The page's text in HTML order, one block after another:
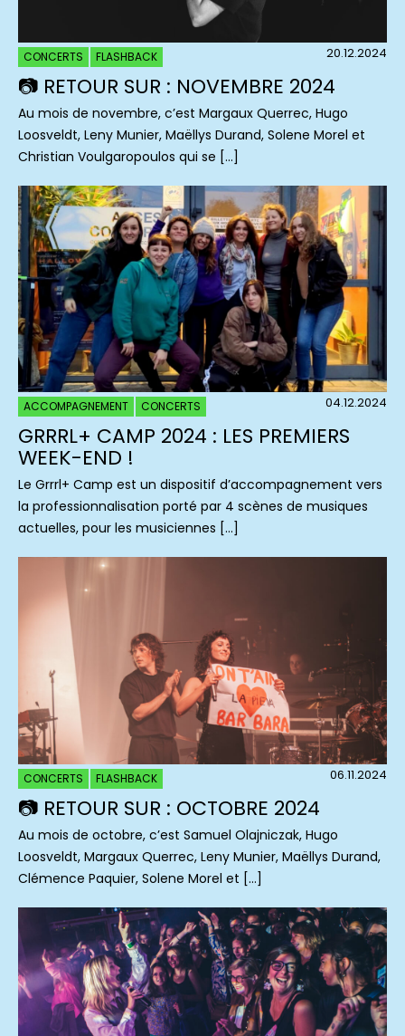
CONCERTS FLASHBACK 20.12.2024
📷 RETOUR SUR : NOVEMBRE 2024
Au mois de novembre, c’est Margaux Querrec, Hugo
Loosveldt, Leny Munier, Maëllys Durand, Solene Morel et
Christian Voulgaropoulos qui se […]
ACCOMPAGNEMENT CONCERTS 04.12.2024
GRRRL+ CAMP 2024 : LES PREMIERS
WEEK-END !
Le Grrrl+ Camp est un dispositif d’accompagnement vers
la professionnalisation porté par 4 scènes de musiques
actuelles, pour les musiciennes […]
CONCERTS FLASHBACK 06.11.2024
📷 RETOUR SUR : OCTOBRE 2024
Au mois de octobre, c’est Samuel Olajniczak, Hugo
Loosveldt, Margaux Querrec, Leny Munier, Maëllys Durand,
Clémence Paquier, Solene Morel et […]